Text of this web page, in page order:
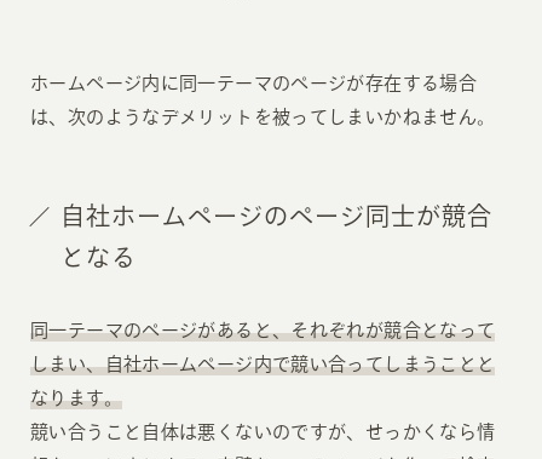
ホームページ内に同一テーマのページが存在する場合
は、次のようなデメリットを被ってしまいかねません。
自社ホームページのページ同士が競合
となる
同一テーマのページがあると、それぞれが競合となって
しまい、自社ホームページ内で競い合ってしまうことと
なります。
競い合うこと自体は悪くないのですが、せっかくなら情